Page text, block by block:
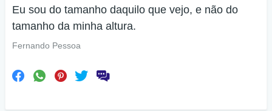
Eu sou do tamanho daquilo que vejo, e não do
tamanho da minha altura.
Fernando Pessoa